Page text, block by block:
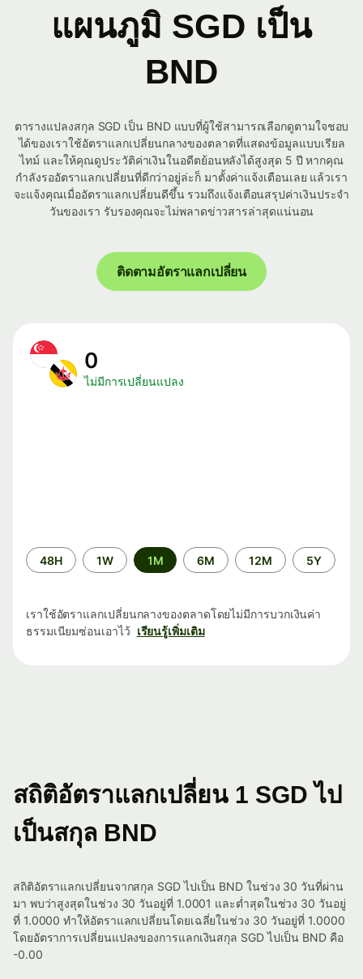
แผนภูมิ SGD เป็น
BND
ตารางแปลงสกุล SGD เป็น BND แบบที่ผู้ใช้สามารถเลือกดูตามใจชอบ
ได้ของเราใช้อัตราแลกเปลี่ยนกลางของตลาดที่แสดงข้อมูลแบบเรียล
ไทม์ และให้คุณดูประวัติค่าเงินในอดีตย้อนหลังได้สูงสุด 5 ปี หากคุณ
กำลังรออัตราแลกเปลี่ยนที่ดีกว่าอยู่ล่ะก็ มาตั้งค่าแจ้งเตือนเลย แล้วเรา
จะแจ้งคุณเมื่ออัตราแลกเปลี่ยนดีขึ้น รวมถึงแจ้งเตือนสรุปค่าเงินประจำ
วันของเรา รับรองคุณจะไม่พลาดข่าวสารล่าสุดแน่นอน
ติดตามอัตราแลกเปลี่ยน
0
ไม่มีการเปลี่ยนแปลง
ระยะ
เวลา
48H 1W 1M 6M 12M 5Y
เราใช้อัตราแลกเปลี่ยนกลางของตลาดโดยไม่มีการบวกเงินค่า
ธรรมเนียมซ่อนเอาไว้ เรียนรู้เพิ่มเติม
สถิติอัตราแลกเปลี่ยน 1 SGD ไป
เป็นสกุล BND
สถิติอัตราแลกเปลี่ยนจากสกุล SGD ไปเป็น BND ในช่วง 30 วันที่ผ่าน
มา พบว่าสูงสุดในช่วง 30 วันอยู่ที่ 1.0001 และต่ำสุดในช่วง 30 วันอยู่
ที่ 1.0000 ทำให้อัตราแลกเปลี่ยนโดยเฉลี่ยในช่วง 30 วันอยู่ที่ 1.0000
โดยอัตราการเปลี่ยนแปลงของการแลกเงินสกุล SGD ไปเป็น BND คือ
-0.00